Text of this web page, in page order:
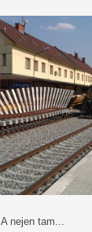
A nejen tam...